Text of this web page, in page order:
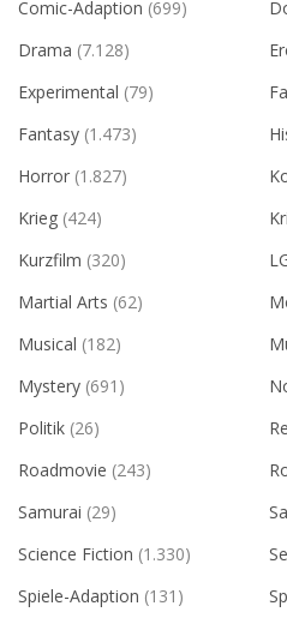
Comic-Adaption (699)
Drama (7.128)
Experimental (79)
Fantasy (1.473)
Horror (1.827)
Krieg (424)
Kurzfilm (320)
Martial Arts (62)
Musical (182)
Mystery (691)
Politik (26)
Roadmovie (243)
Samurai (29)
Science Fiction (1.330)
Spiele-Adaption (131)